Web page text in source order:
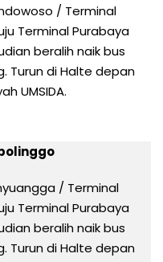
/ Terminal
Terminal Purabaya
beralih naik bus
Turun di Halte depan
UMSIDA.
/ Terminal
Terminal Purabaya
beralih naik bus
Turun di Halte depan